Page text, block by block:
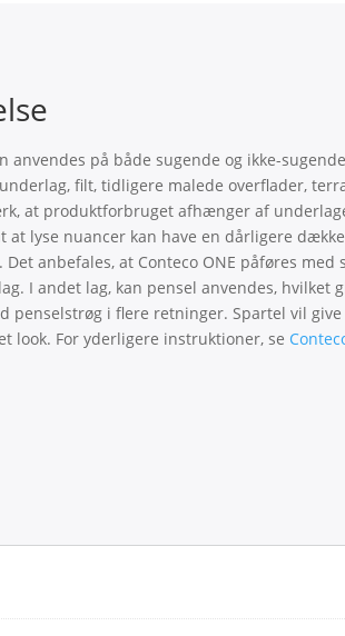
anvendes på både sugende og ikke-
filt, tidligere malede overflader,
at produktforbruget afhænger af
at lyse nuancer kan have en dårligere
anbefales, at Conteco ONE påføres med
I andet lag, kan pensel anvendes, hvilket
penselstrøg i flere retninger. Spartel vil
look. For yderligere instruktioner, se